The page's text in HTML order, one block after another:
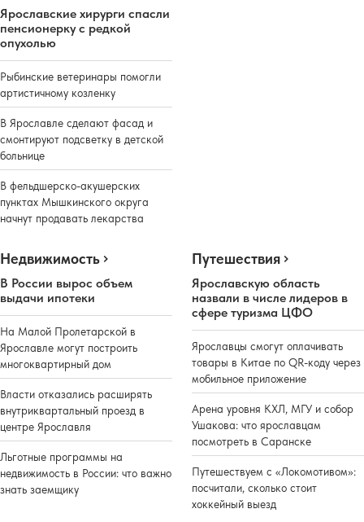
Ярославские хирурги спасли
пенсионерку с редкой
опухолью
Рыбинские ветеринары помогли
артистичному козленку
В Ярославле сделают фасад и
смонтируют подсветку в детской
больнице
В фельдшерско-акушерских
пунктах Мышкинского округа
начнут продавать лекарства
Недвижимость
В России вырос объем
выдачи ипотеки
На Малой Пролетарской в
Ярославле могут построить
многоквартирный дом
Власти отказались расширять
внутриквартальный проезд в
центре Ярославля
Льготные программы на
недвижимость в России: что важно
знать заемщику
Путешествия
Ярославскую область
назвали в числе лидеров в
сфере туризма ЦФО
Ярославцы смогут оплачивать
товары в Китае по QR-коду через
мобильное приложение
Арена уровня КХЛ, МГУ и собор
Ушакова: что ярославцам
посмотреть в Саранске
Путешествуем с «Локомотивом»:
посчитали, сколько стоит
хоккейный выезд